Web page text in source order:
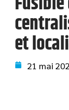
et
21 mai